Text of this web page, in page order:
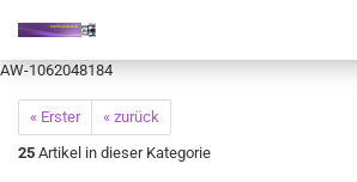
AW-1062048184
« Erster
« zurück
25 Artikel in dieser Kategorie